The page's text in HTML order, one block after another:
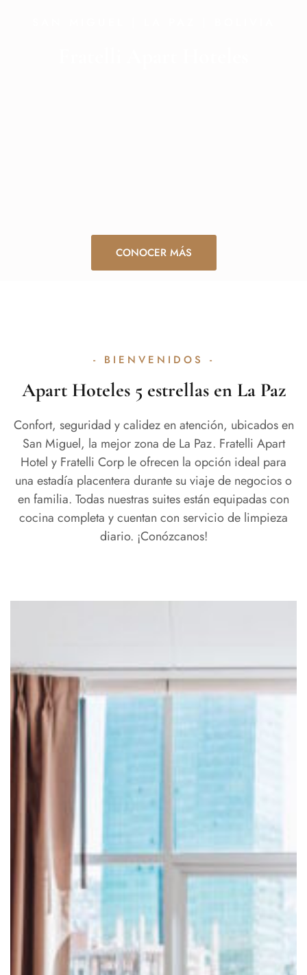
CONOCER MÁS
- BIENVENIDOS -
Apart Hoteles 5 estrellas en La Paz
Confort, seguridad y calidez en atención, ubicados en
San Miguel, la mejor zona de La Paz. Fratelli Apart
Hotel y Fratelli Corp le ofrecen la opción ideal para
una estadía placentera durante su viaje de negocios o
en familia. Todas nuestras suites están equipadas con
cocina completa y cuentan con servicio de limpieza
diario. ¡Conózcanos!